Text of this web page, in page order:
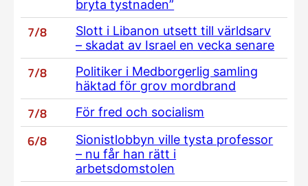
bryta tystnaden”
7/8
Slott i Libanon utsett till världsarv
– skadat av Israel en vecka senare
7/8
Politiker i Medborgerlig samling
häktad för grov mordbrand
7/8 För fred och socialism
6/8
Sionistlobbyn ville tysta professor
– nu får han rätt i
arbetsdomstolen